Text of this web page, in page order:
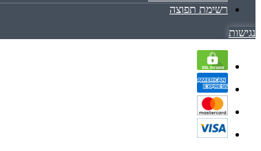
רשימת תפוצה
נגישות